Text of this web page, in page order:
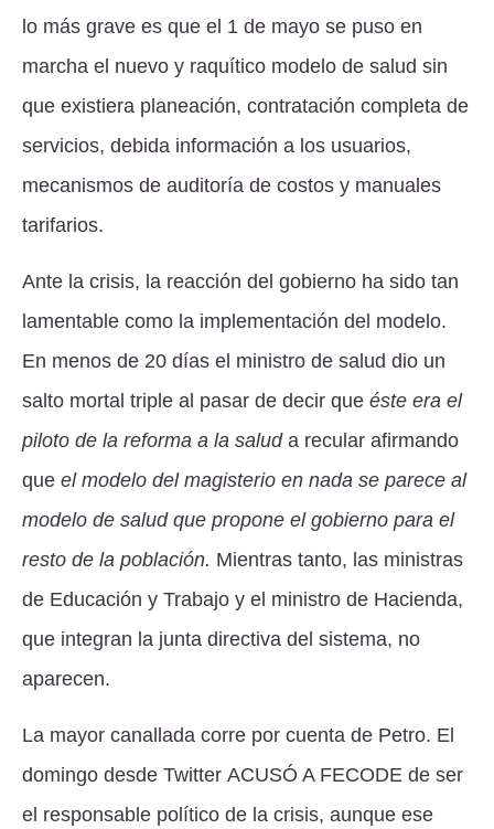
lo más grave es que el 1 de mayo se puso en
marcha el nuevo y raquítico modelo de salud sin
que existiera planeación, contratación completa de
servicios, debida información a los usuarios,
mecanismos de auditoría de costos y manuales
tarifarios.
Ante la crisis, la reacción del gobierno ha sido tan
lamentable como la implementación del modelo.
En menos de 20 días el ministro de salud dio un
salto mortal triple al pasar de decir que éste era el
piloto de la reforma a la saluda recular afirmando
que el modelo del magisterio en nada se parece al
modelo de salud que propone el gobierno para el
resto de la población. Mientras tanto, las ministras
de Educación y Trabajo y el ministro de Hacienda,
que integran la junta directiva del sistema, no
aparecen.
La mayor canallada corre por cuenta de Petro. El
domingo desde Twitter ACUSÓ A FECODE de ser
el responsable político de la crisis, aunque ese